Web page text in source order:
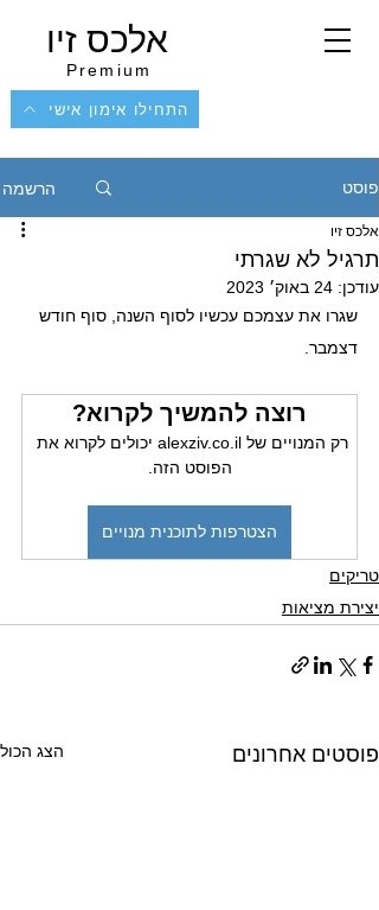
אלכס זיו
Premium
התחילו אימון אישי
פוסט הרשמה
תרגיל לא שגרתי
אלכס זיו
עודכן: 24 באוק׳ 2023
שגרו את עצמכם עכשיו לסוף השנה, סוף חודש
דצמבר.
רוצה להמשיך לקרוא?
רק המנויים של alexziv.co.il יכולים לקרוא את
הפוסט הזה.
הצטרפות לתוכנית מנויים
טריקים
יצירת מציאות
פוסטים אחרונים הצג הכול